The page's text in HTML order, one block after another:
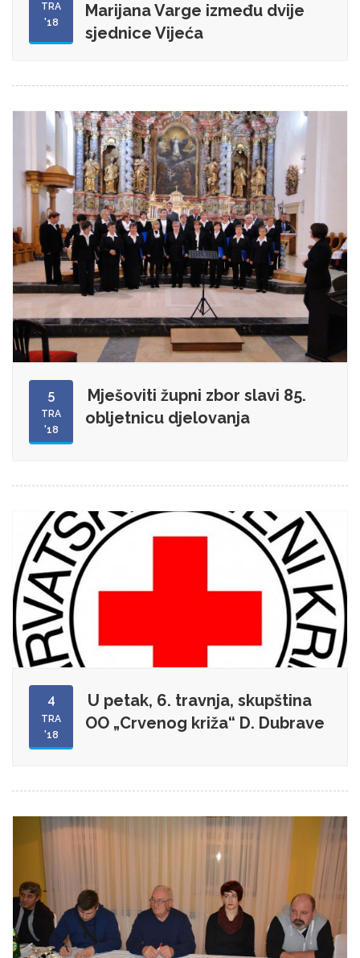
TRA
'18
Marijana Varge između dvije
sjednice Vijeća
5
TRA
'18
Mješoviti župni zbor slavi 85.
obljetnicu djelovanja
4
TRA
'18
U petak, 6. travnja, skupština
OO „Crvenog križa“ D. Dubrave